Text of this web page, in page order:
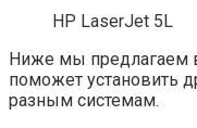
HP LaserJet 5L
Ниже мы предлагаем
поможет установить
разным системам.